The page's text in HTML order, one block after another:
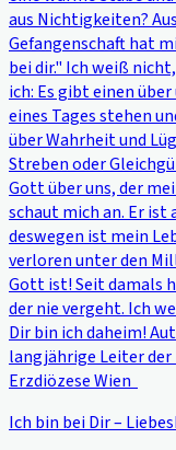
aus Nichtigkeiten?
Gefangenschaft hat
bei dir." Ich weiß
ich: Es gibt einen
eines Tages stehen
über Wahrheit und
Streben oder
Gott über uns, der
schaut mich an. Er ist
deswegen ist mein
verloren unter den
Gott ist! Seit damals
der nie vergeht. Ich
Dir bin ich daheim!
langjährige Leiter
Erzdiözese Wien
Ich bin bei Dir –